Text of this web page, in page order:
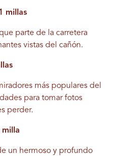
millas
parte de la carretera
vistas del cañón.
más populares del
para tomar fotos
perder.
milla
un hermoso y profundo